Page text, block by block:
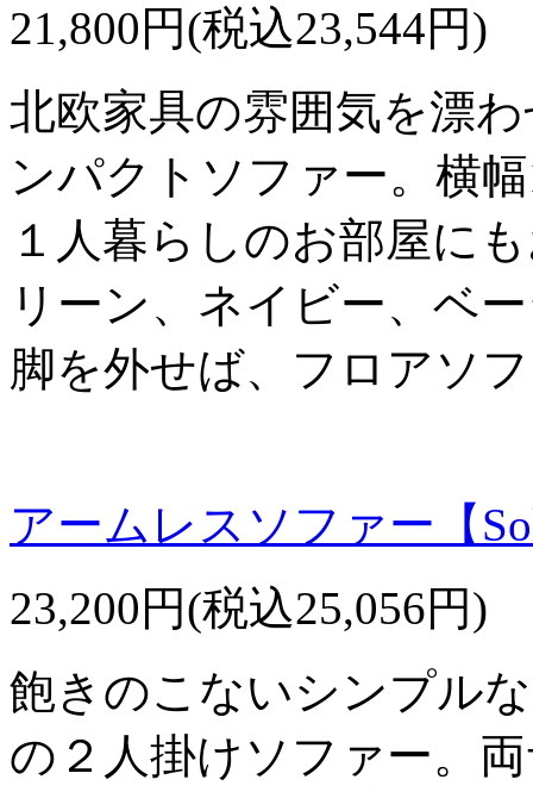
21,800円(税込23,544円)
北欧家具の雰囲気を漂
ンパクトソファー。横
１人暮らしのお部屋に
リーン、ネイビー、ベ
脚を外せば、フロアソ
アームレスソファー【
23,200円(税込25,056円)
飽きのこないシンプル
の２人掛けソファー。